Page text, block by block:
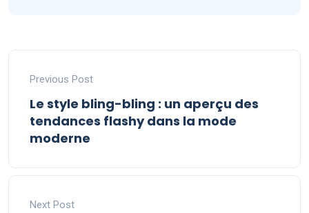
Previous Post
Le style bling-bling : un aperçu des
tendances flashy dans la mode
moderne
Next Post